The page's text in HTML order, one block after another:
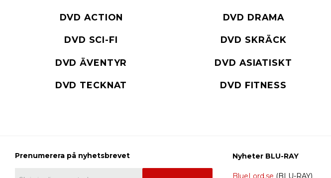
DVD ACTION DVD DRAMA
DVD SCI-FI DVD SKRÄCK
DVD ÄVENTYR DVD ASIATISKT
DVD TECKNAT DVD FITNESS
Nyheter BLU-RAY
BlueLord.se (BLU-RAY)